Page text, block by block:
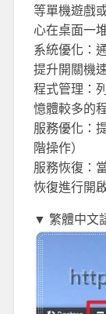
等單機遊戲
心在桌面一
系統優化：
提升開關機
程式管理：
憶體較多的
服務優化：
階操作）
服務恢復：
恢復進行開
▼ 繁體中文